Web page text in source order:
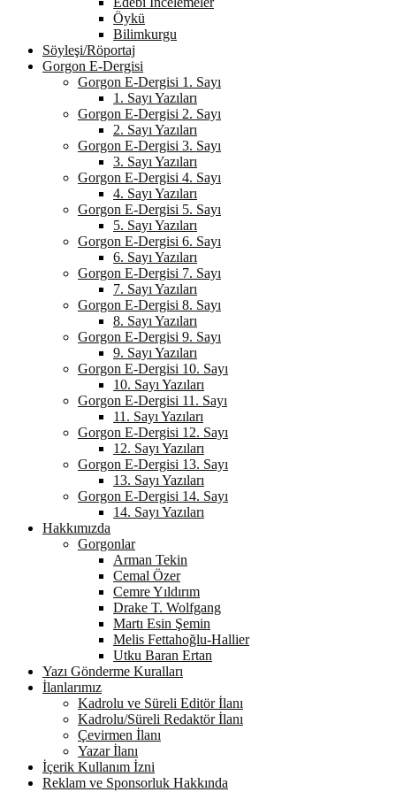
Öykü
Bilimkurgu
Söyleşi/Röportaj
Gorgon E-Dergisi
Gorgon E-Dergisi 1. Sayı
1. Sayı Yazıları
Gorgon E-Dergisi 2. Sayı
2. Sayı Yazıları
Gorgon E-Dergisi 3. Sayı
3. Sayı Yazıları
Gorgon E-Dergisi 4. Sayı
4. Sayı Yazıları
Gorgon E-Dergisi 5. Sayı
5. Sayı Yazıları
Gorgon E-Dergisi 6. Sayı
6. Sayı Yazıları
Gorgon E-Dergisi 7. Sayı
7. Sayı Yazıları
Gorgon E-Dergisi 8. Sayı
8. Sayı Yazıları
Gorgon E-Dergisi 9. Sayı
9. Sayı Yazıları
Gorgon E-Dergisi 10. Sayı
10. Sayı Yazıları
Gorgon E-Dergisi 11. Sayı
11. Sayı Yazıları
Gorgon E-Dergisi 12. Sayı
12. Sayı Yazıları
Gorgon E-Dergisi 13. Sayı
13. Sayı Yazıları
Gorgon E-Dergisi 14. Sayı
14. Sayı Yazıları
Hakkımızda
Gorgonlar
Arman Tekin
Cemal Özer
Cemre Yıldırım
Drake T. Wolfgang
Martı Esin Şemin
Melis Fettahoğlu-Hallier
Utku Baran Ertan
Yazı Gönderme Kuralları
İlanlarımız
Kadrolu ve Süreli Editör İlanı
Kadrolu/Süreli Redaktör İlanı
Çevirmen İlanı
Yazar İlanı
İçerik Kullanım İzni
Reklam ve Sponsorluk Hakkında